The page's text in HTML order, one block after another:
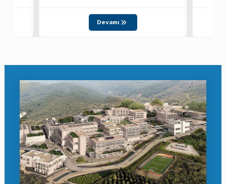
Devamı